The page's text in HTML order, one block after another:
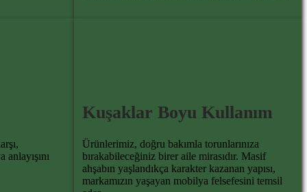
Kuşaklar Boyu Kullanım
Ürünlerimiz, doğru bakımla torunlarınıza
bırakabileceğiniz birer aile mirasıdır. Masif
ahşabın yaşlandıkça karakter kazanan yapısı,
markamızın yaşayan mobilya felsefesini temsil